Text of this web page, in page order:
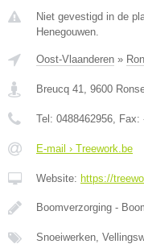
Niet gevestigd in de
Henegouwen.
Oost-Vlaanderen »
Breucq 41 9600
Tel: 0488462956 , Fax:
E-mail › Treework.be
Website: https://
Boomverzorging -
Snoeiwerken,